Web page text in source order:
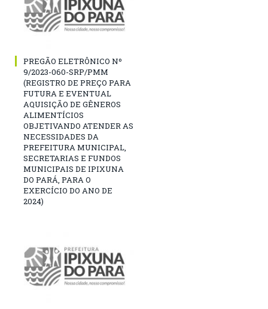
PREGÃO ELETRÔNICO Nº
9/2023-060-SRP/PMM
(REGISTRO DE PREÇO PARA
FUTURA E EVENTUAL
AQUISIÇÃO DE GÊNEROS
ALIMENTÍCIOS
OBJETIVANDO ATENDER AS
NECESSIDADES DA
PREFEITURA MUNICIPAL,
SECRETARIAS E FUNDOS
MUNICIPAIS DE IPIXUNA
DO PARÁ, PARA O
EXERCÍCIO DO ANO DE
2024)